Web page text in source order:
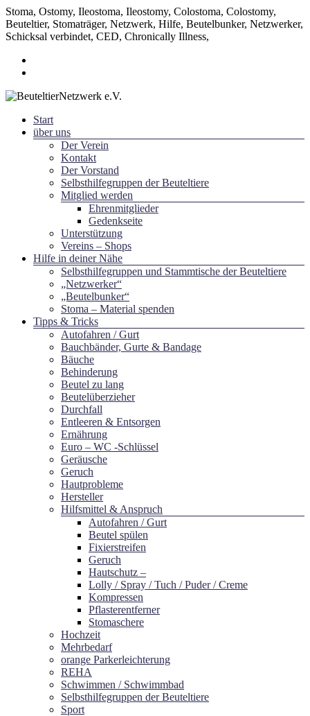
Stoma, Ostomy, Ileostoma, Ileostomy, Colostoma, Colostomy,
Beuteltier, Stomaträger, Netzwerk, Hilfe, Beutelbunker, Netzwerker,
Schicksal verbindet, CED, Chronically Illness,
Zum
Inhalt
BeuteltierNetzwerk e.V.
~ Schicksal verbindet ~
Menü
Start
über uns
Der Verein
Kontakt
Der Vorstand
Selbsthilfegruppen der Beuteltiere
Mitglied werden
Ehrenmitglieder
Gedenkseite
Unterstützung
Vereins – Shops
Hilfe in deiner Nähe
Selbsthilfegruppen und Stammtische der Beuteltiere
„Netzwerker“
„Beutelbunker“
Stoma – Material spenden
Tipps & Tricks
Autofahren / Gurt
Bauchbänder, Gurte & Bandage
Bäuche
Behinderung
Beutel zu lang
Beutelüberzieher
Durchfall
Entleeren & Entsorgen
Ernährung
Euro – WC -Schlüssel
Geräusche
Geruch
Hautprobleme
Hersteller
Hilfsmittel & Anspruch
Autofahren / Gurt
Beutel spülen
Fixierstreifen
Geruch
Hautschutz –
Lolly / Spray / Tuch / Puder / Creme
Kompressen
Pflasterentferner
Stomaschere
Hochzeit
Mehrbedarf
orange Parkerleichterung
REHA
Schwimmen / Schwimmbad
Selbsthilfegruppen der Beuteltiere
Sport